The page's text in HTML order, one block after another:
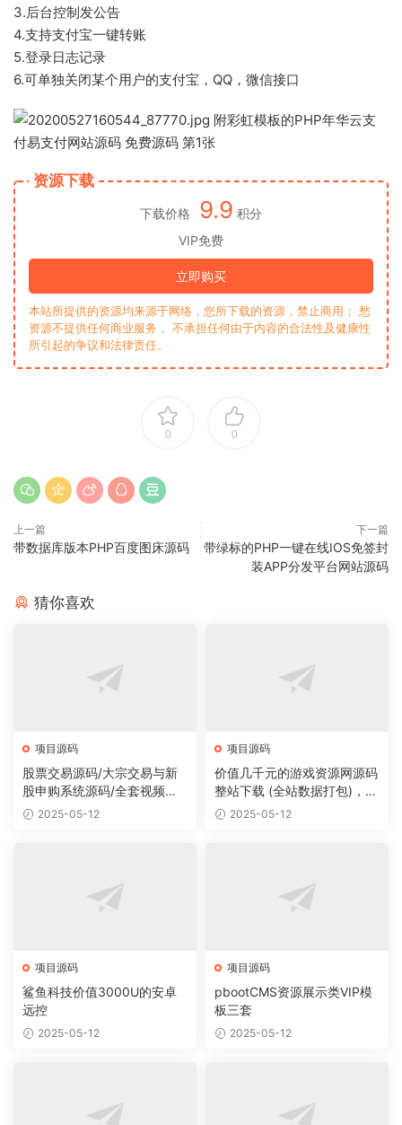
3.后台控制发公告
4.支持支付宝一键转账
5.登录日志记录
6.可单独关闭某个用户的支付宝，QQ，微信接口
资源下载
下载价格 9.9 积分
VIP免费
立即购买
本站所提供的资源均来源于网络，您所下载的资源，禁止商用； 愁
资源不提供任何商业服务， 不承担任何由于内容的合法性及健康性
所引起的争议和法律责任。
0 0
上一篇
带数据库版本PHP百度图床源码
下一篇
带绿标的PHP一键在线IOS免签封
装APP分发平台网站源码
猜你喜欢
项目源码
股票交易源码/大宗交易与新
股申购系统源码/全套视频教
程 2025-05-12
项目源码
价值几千元的游戏资源网源码
整站下载 (全站数据打包)，数
据里面有200多个宝贝。
2025-05-12
项目源码
鲨鱼科技价值3000U的安卓
远控
2025-05-12
项目源码
pbootCMS资源展示类VIP模
板三套
2025-05-12